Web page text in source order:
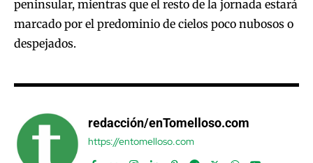
peninsular, mientras que el resto de la jornada estará
marcado por el predominio de cielos poco nubosos o
despejados.
redacción/enTomelloso.com
https://entomelloso.com